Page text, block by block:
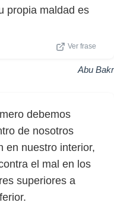
propia maldad es
Ver frase
Abu Bakr
debemos
de nosotros
en nuestro interior,
el mal en los
superiores a